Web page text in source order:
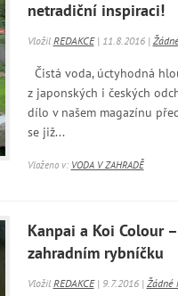
netradiční inspiraci!
Vložil REDAKCE| 11.8.2016 |
Čistá voda, úctyhodná
z japonských i českých
dílo v našem magazínu
se již...
Vloženo v: VODA V ZAHRADĚ
Kanpai a Koi Colour
zahradním rybníčku
Vložil REDAKCE| 9.7.2016 | Žádné